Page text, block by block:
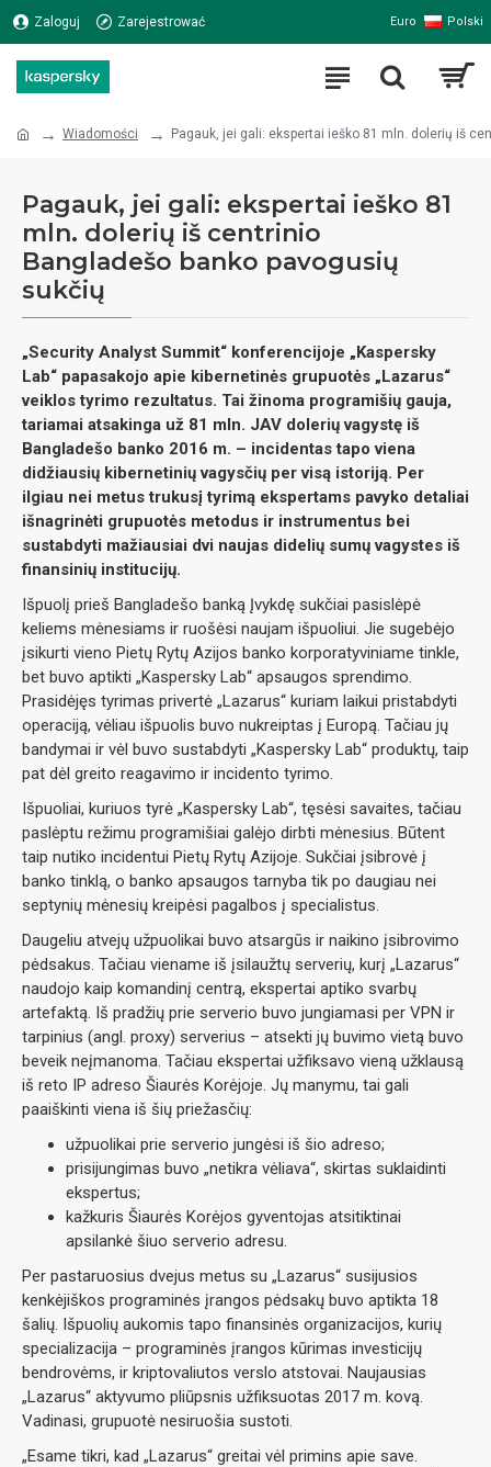
Zaloguj Zarejestrować Euro Polski
Wiadomości Pagauk, jei gali: ekspertai ieško 81 mln. dolerių iš
Pagauk, jei gali: ekspertai ieško 81
mln. dolerių iš centrinio
Bangladešo banko pavogusių
sukčių
„Security Analyst Summit“ konferencijoje „Kaspersky
Lab“ papasakojo apie kibernetinės grupuotės „Lazarus“
veiklos tyrimo rezultatus. Tai žinoma programišių gauja,
tariamai atsakinga už 81 mln. JAV dolerių vagystę iš
Bangladešo banko 2016 m. – incidentas tapo viena
didžiausių kibernetinių vagysčių per visą istoriją. Per
ilgiau nei metus trukusį tyrimą ekspertams pavyko detaliai
išnagrinėti grupuotės metodus ir instrumentus bei
sustabdyti mažiausiai dvi naujas didelių sumų vagystes iš
finansinių institucijų.
Išpuolį prieš Bangladešo banką Įvykdę sukčiai pasislėpė
keliems mėnesiams ir ruošėsi naujam išpuoliui. Jie sugebėjo
įsikurti vieno Pietų Rytų Azijos banko korporatyviniame tinkle,
bet buvo aptikti „Kaspersky Lab“ apsaugos sprendimo.
Prasidėjęs tyrimas privertė „Lazarus“ kuriam laikui pristabdyti
operaciją, vėliau išpuolis buvo nukreiptas į Europą. Tačiau jų
bandymai ir vėl buvo sustabdyti „Kaspersky Lab“ produktų, taip
pat dėl greito reagavimo ir incidento tyrimo.
Išpuoliai, kuriuos tyrė „Kaspersky Lab“, tęsėsi savaites, tačiau
paslėptu režimu programišiai galėjo dirbti mėnesius. Būtent
taip nutiko incidentui Pietų Rytų Azijoje. Sukčiai įsibrovė į
banko tinklą, o banko apsaugos tarnyba tik po daugiau nei
septynių mėnesių kreipėsi pagalbos į specialistus.
Daugeliu atvejų užpuolikai buvo atsargūs ir naikino įsibrovimo
pėdsakus. Tačiau viename iš įsilaužtų serverių, kurį „Lazarus“
naudojo kaip komandinį centrą, ekspertai aptiko svarbų
artefaktą. Iš pradžių prie serverio buvo jungiamasi per VPN ir
tarpinius (angl. proxy) serverius – atsekti jų buvimo vietą buvo
beveik neįmanoma. Tačiau ekspertai užfiksavo vieną užklausą
iš reto IP adreso Šiaurės Korėjoje. Jų manymu, tai gali
paaiškinti viena iš šių priežasčių:
užpuolikai prie serverio jungėsi iš šio adreso;
prisijungimas buvo „netikra vėliava“, skirtas suklaidinti
ekspertus;
kažkuris Šiaurės Korėjos gyventojas atsitiktinai
apsilankė šiuo serverio adresu.
Per pastaruosius dvejus metus su „Lazarus“ susijusios
kenkėjiškos programinės įrangos pėdsakų buvo aptikta 18
šalių. Išpuolių aukomis tapo finansinės organizacijos, kurių
specializacija – programinės įrangos kūrimas investicijų
bendrovėms, ir kriptovaliutos verslo atstovai. Naujausias
„Lazarus“ aktyvumo pliūpsnis užfiksuotas 2017 m. kovą.
Vadinasi, grupuotė nesiruošia sustoti.
„Esame tikri, kad „Lazarus“ greitai vėl primins apie save.